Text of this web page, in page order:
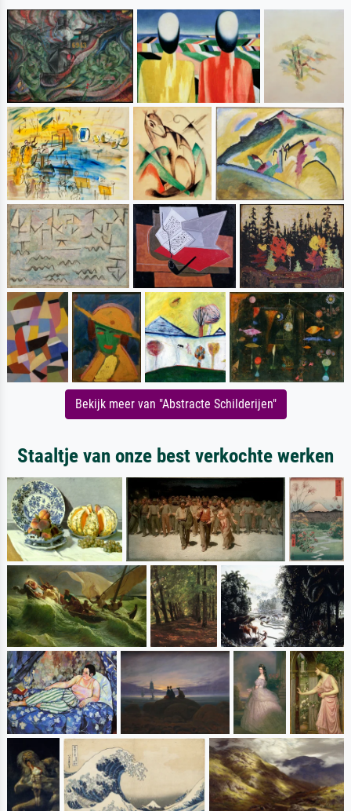
Bekijk meer van "Abstracte Schilderijen"
Staaltje van onze best verkochte werken